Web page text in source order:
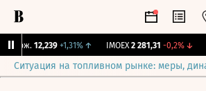
Бирж. 12,239 +1,31%↑ IMOEX 2 281,31 -0,2%↓
Ситуация на топливном рынке: меры,